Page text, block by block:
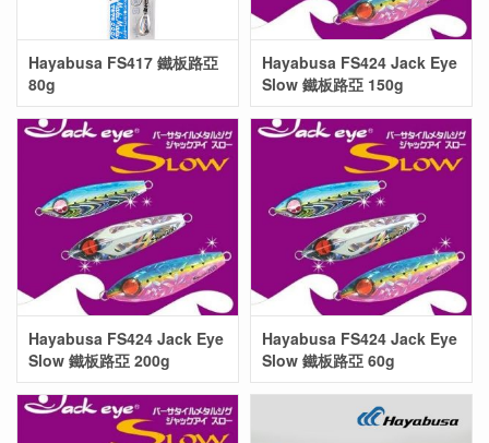
Hayabusa FS417 鐵板路亞
80g
Hayabusa FS424 Jack Eye
Slow 鐵板路亞 150g
Hayabusa FS424 Jack Eye
Slow 鐵板路亞 200g
Hayabusa FS424 Jack Eye
Slow 鐵板路亞 60g